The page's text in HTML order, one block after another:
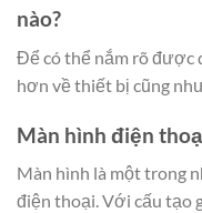
nào?
Để có thể nắm rõ được
hơn về thiết bị cũng
Màn hình điện
Màn hình là một trong
điện thoại. Với cấu tạo